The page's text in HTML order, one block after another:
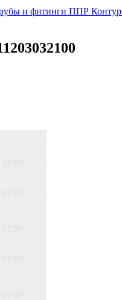
и фитинги ППР Контур